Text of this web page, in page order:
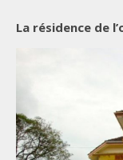
La résidence de